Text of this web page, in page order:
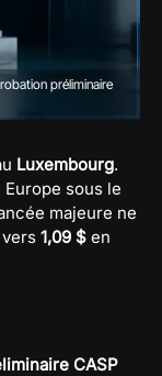
préliminaire
Luxembourg.
sous le
majeure ne
1,09 $ en
CASP